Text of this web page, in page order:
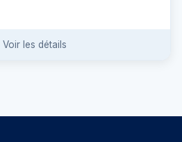
Voir les détails